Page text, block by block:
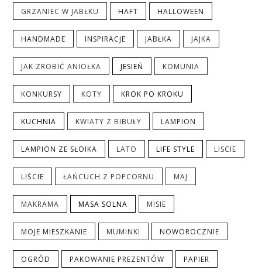
GRZANIEC W JABŁKU HAFT HALLOWEEN
HANDMADE INSPIRACJE JABŁKA JAJKA
JAK ZROBIĆ ANIOŁKA JESIEŃ KOMUNIA
KONKURSY KOTY KROK PO KROKU
KUCHNIA KWIATY Z BIBUŁY LAMPION
LAMPION ZE SŁOIKA LATO LIFE STYLE LISCIE
LIŚCIE ŁAŃCUCH Z POPCORNU MAJ
MAKRAMA MASA SOLNA MISIE
MOJE MIESZKANIE MUMINKI NOWOROCZNIE
OGRÓD PAKOWANIE PREZENTÓW PAPIER